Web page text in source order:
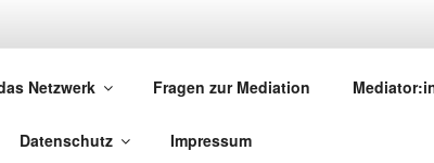
Netzwerk Fragen zur Mediation
Datenschutz Impressum